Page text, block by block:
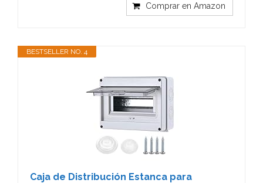
Comprar en Amazon
BESTSELLER NO. 4
Caja de Distribución Estanca para